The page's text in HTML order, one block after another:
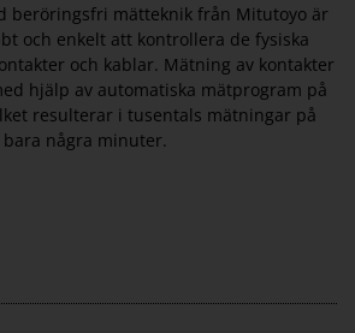
beröringsfri mätteknik från Mitutoyo är
och enkelt att kontrollera de fysiska
och kablar. Mätning av kontakter
hjälp av automatiska mätprogram på
resulterar i tusentals mätningar på
bara några minuter.